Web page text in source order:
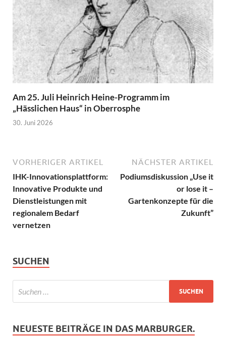
Am 25. Juli Heinrich Heine-Programm im
„Hässlichen Haus“ in Oberrosphe
30. Juni 2026
VORHERIGER ARTIKEL
IHK-Innovationsplattform:
Innovative Produkte und
Dienstleistungen mit
regionalem Bedarf
vernetzen
NÄCHSTER ARTIKEL
Podiumsdiskussion „Use it
or lose it –
Gartenkonzepte für die
Zukunft”
SUCHEN
NEUESTE BEITRÄGE IN DAS MARBURGER.